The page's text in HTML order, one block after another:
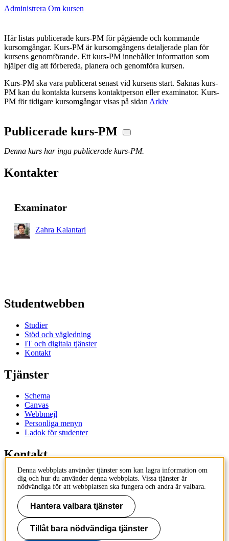
Administrera Om kursen
Här listas publicerade kurs-PM för pågående och kommande
kursomgångar. Kurs-PM är kursomgångens detaljerade plan för
kursens genomförande. Ett kurs-PM innehåller information som
hjälper dig att förbereda, planera och genomföra kursen.
Kurs-PM ska vara publicerat senast vid kursens start. Saknas kurs-
PM kan du kontakta kursens kontaktperson eller examinator. Kurs-
PM för tidigare kursomgångar visas på sidan Arkiv
Publicerade kurs-PM
Denna kurs har inga publicerade kurs-PM.
Kontakter
Examinator
Zahra Kalantari
Studentwebben
Studier
Stöd och vägledning
IT och digitala tjänster
Kontakt
Tjänster
Schema
Canvas
Webbmejl
Personliga menyn
Ladok för studenter
Kontakt
Kontakta utbildningsprogram
Kontakta kurs
IT-support
KTH Entré
KTH
Denna webbplats använder tjänster som kan lagra information om
dig och hur du använder denna webbplats. Vissa tjänster är
nödvändiga för att webbplatsen ska fungera och andra är valbara.
Hantera valbara tjänster
Tillåt bara nödvändiga tjänster